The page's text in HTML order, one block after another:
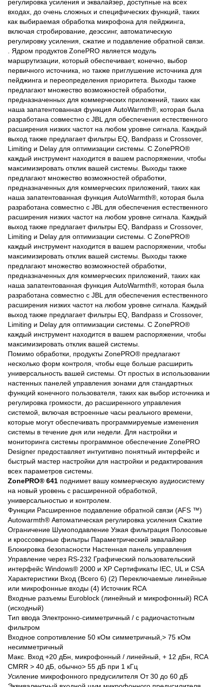
регулировка усиления и эквалайзер, доступные на всех
входах, до очень сложных и специфических функций, таких
как выбираемая обработка микрофона для пейджинга,
включая стробирование, деэссинг, автоматическую
регулировку усиления, сжатие и подавление обратной связи.
. Ядром продуктов ZonePRO является модуль
маршрутизации, который обеспечивает, конечно, выбор
первичного источника, но также приглушение источника для
пейджинга и переопределения приоритета. Выходы также
предлагают множество возможностей обработки,
предназначенных для коммерческих приложений, таких как
наша запатентованная функция AutoWarmth®, которая была
разработана совместно с JBL для обеспечения естественного
расширения низких частот на любом уровне сигнала. Каждый
выход также предлагает фильтры EQ, Bandpass и Crossover,
Limiting и Delay для оптимизации системы. С ZonePRO®
каждый инструмент находится в вашем распоряжении, чтобы
максимизировать отклик вашей системы. Выходы также
предлагают множество возможностей обработки,
предназначенных для коммерческих приложений, таких как
наша запатентованная функция AutoWarmth®, которая была
разработана совместно с JBL для обеспечения естественного
расширения низких частот на любом уровне сигнала. Каждый
выход также предлагает фильтры EQ, Bandpass и Crossover,
Limiting и Delay для оптимизации системы. С ZonePRO®
каждый инструмент находится в вашем распоряжении, чтобы
максимизировать отклик вашей системы. Выходы также
предлагают множество возможностей обработки,
предназначенных для коммерческих приложений, таких как
наша запатентованная функция AutoWarmth®, которая была
разработана совместно с JBL для обеспечения естественного
расширения низких частот на любом уровне сигнала. Каждый
выход также предлагает фильтры EQ, Bandpass и Crossover,
Limiting и Delay для оптимизации системы. С ZonePRO®
каждый инструмент находится в вашем распоряжении, чтобы
максимизировать отклик вашей системы.
Помимо обработки, продукты ZonePRO® предлагают
несколько форм контроля, чтобы еще больше расширить
универсальность вашей системы. От простых в использовании
настенных панелей управления зонами для стандартных
функций конечного пользователя, таких как выбор источника и
регулировка громкости, до расширенного управления
системой, включая встроенные часы реального времени,
которые могут обеспечивать программируемые изменения
системы в течение дня или недели. Для настройки и
мониторинга системы программное обеспечение ZonePRO
Designer предоставляет интуитивно понятный интерфейс и
быстрый мастер настройки для настройки и редактирования
всех параметров системы.
ZonePRO® 641 поднимет вашу коммерческую аудиосистему
на новый уровень с расширенной обработкой,
универсальностью и контролем.
Функции Расширенное подавление обратной связи (AFS ™)
Autowarmth® Автоматическая регулировка усиления Сжатие
Ограничение Шумоподавление Узкая фильтрация Полосовые
и кроссоверные фильтры Параметрический эквалайзер
Блокировка безопасности Настенная панель управления
Управление через RS-232 Графический пользовательский
интерфейс Windows® 2000 и XP Сертификаты IEC, UL и CSA
Характеристики Вход (Всего 6) (2) Переключаемые линейные
или микрофонные входы (4) Источник RCA
Входные разъемы Euroblock (линейный и микрофонный) RCA
(исходный)
Тип ввода Электронно-симметричный / с радиочастотным
фильтром
Входное сопротивление 50 кОм симметричный,> 75 кОм
несимметричный
Макс. Вход +20 дБн, микрофонный / линейный, + 12 дБн, RCA
CMRR > 40 дБ, обычно> 55 дБ при 1 кГц
Усиление микрофонного предусилителя От 30 до 60 дБ